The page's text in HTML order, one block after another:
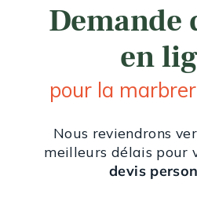
Demande
en
pour la
Nous reviendrons
meilleurs délais pour
devis